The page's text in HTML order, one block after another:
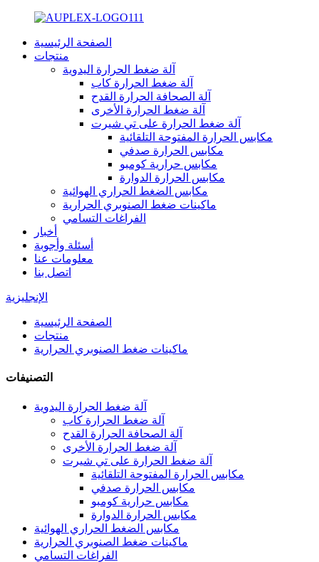
الصفحة الرئيسية
منتجات
آلة ضغط الحرارة اليدوية
آلة ضغط الحرارة كاب
آلة الصحافة الحرارة القدح
آلة ضغط الحرارة الأخرى
آلة ضغط الحرارة على تي شيرت
مكابس الحرارة المفتوحة التلقائية
مكابس الحرارة صدفي
مكابس حرارية كومبو
مكابس الحرارة الدوارة
مكابس الضغط الحراري الهوائية
ماكينات ضغط الصنوبري الحرارية
الفراغات التسامي
أخبار
أسئلة وأجوبة
معلومات عنا
اتصل بنا
الإنجليزية
الصفحة الرئيسية
منتجات
ماكينات ضغط الصنوبري الحرارية
التصنيفات
آلة ضغط الحرارة اليدوية
آلة ضغط الحرارة كاب
آلة الصحافة الحرارة القدح
آلة ضغط الحرارة الأخرى
آلة ضغط الحرارة على تي شيرت
مكابس الحرارة المفتوحة التلقائية
مكابس الحرارة صدفي
مكابس حرارية كومبو
مكابس الحرارة الدوارة
مكابس الضغط الحراري الهوائية
ماكينات ضغط الصنوبري الحرارية
الفراغات التسامي